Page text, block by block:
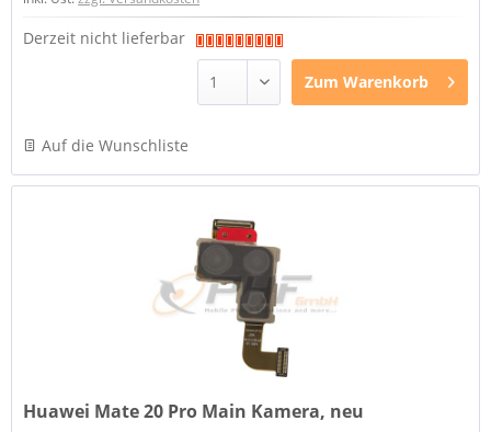
Derzeit nicht lieferbar
Zum Warenkorb
Auf die Wunschliste
Huawei Mate 20 Pro Main Kamera, neu